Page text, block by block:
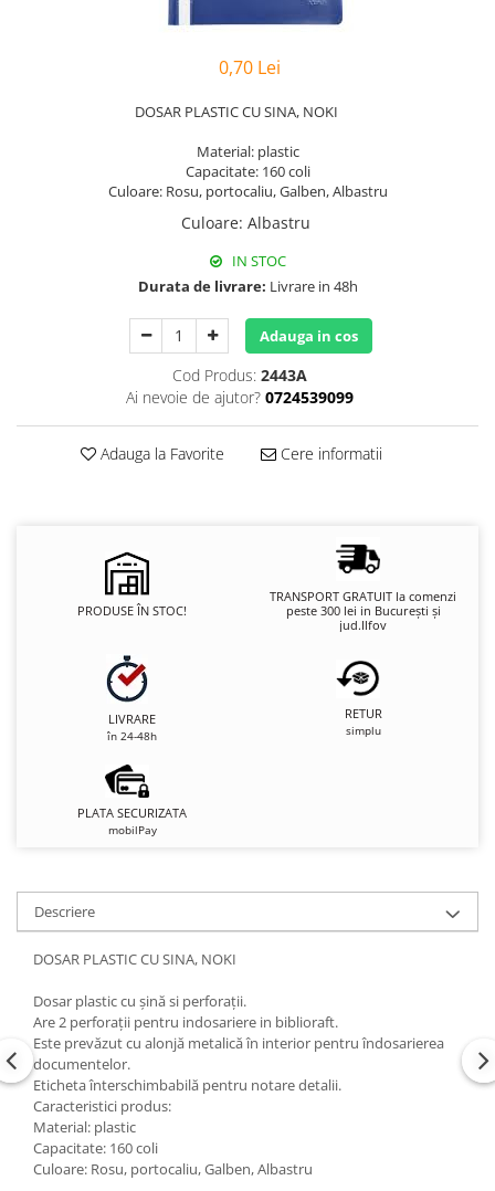
Odorizante toaletă
Detergenți și balsam de rufe
0,70 Lei
DOSAR PLASTIC CU SINA, NOKI
Material: plastic
Capacitate: 160 coli
Culoare: Rosu, portocaliu, Galben, Albastru
Culoare: Albastru
IN STOC
Durata de livrare: Livrare in 48h
Adauga in cos
Cod Produs: 2443A
Ai nevoie de ajutor? 0724539099
Adauga la Favorite Cere informatii
PRODUSE ÎN STOC!
TRANSPORT GRATUIT la comenzi
peste 300 lei in București și
jud.Ilfov
LIVRARE
în 24-48h
RETUR
simplu
PLATA SECURIZATA
mobilPay
Descriere
DOSAR PLASTIC CU SINA, NOKI
Dosar plastic cu șină si perforații.
Are 2 perforații pentru indosariere in biblioraft.
Este prevăzut cu alonjă metalică în interior pentru îndosarierea
documentelor.
Eticheta înterschimbabilă pentru notare detalii.
Caracteristici produs:
Material: plastic
Capacitate: 160 coli
Culoare: Rosu, portocaliu, Galben, Albastru